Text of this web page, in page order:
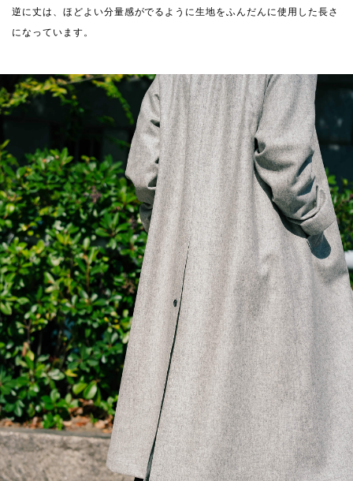
逆に丈は、ほどよい分量感がでるように生地をふんだんに使用した長さ
になっています。